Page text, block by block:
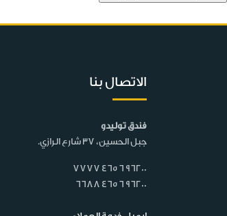
الاتصال بنا
فندق توليدو
جبل الحسين، 37 شارع الرازي.
7777 465 6 96200
6688 465 6 96200